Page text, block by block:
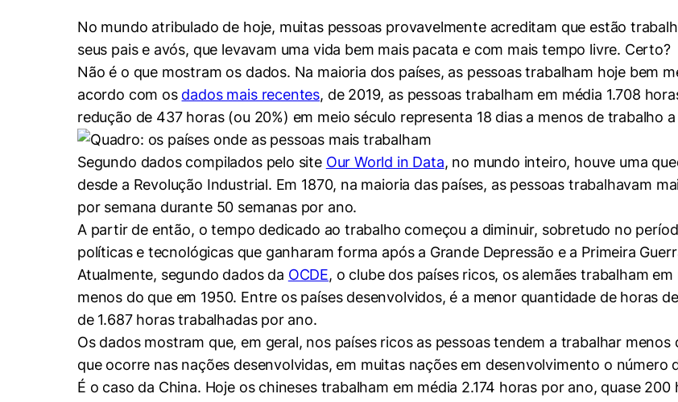
Hub de Inovação e
Women in Action
Trabalhe conosco
Sala de Imprensa
Repositório Institucional
Pesquisa na Graduação
Seminários Acadêmicos
Comitê de Ética em
Pesquisa
Instagram
Linkedin
No mundo atribulado de hoje, muitas pessoas provavelmente acreditam que estão
seus pais e avós, que levavam uma vida bem mais pacata e com mais tempo livre. Certo?
Não é o que mostram os dados. Na maioria dos países, as pessoas trabalham hoje bem
acordo com os dados mais recentes, de 2019, as pessoas trabalham em média 1.708
redução de 437 horas (ou 20%) em meio século representa 18 dias a menos de trabalho
Segundo dados compilados pelo site Our World in Data, no mundo inteiro, houve uma
desde a Revolução Industrial. Em 1870, na maioria das países, as pessoas trabalhavam
por semana durante 50 semanas por ano.
A partir de então, o tempo dedicado ao trabalho começou a diminuir, sobretudo no
políticas e tecnológicas que ganharam forma após a Grande Depressão e a Primeira
Atualmente, segundo dados da OCDE, o clube dos países ricos, os alemães trabalham
menos do que em 1950. Entre os países desenvolvidos, é a menor quantidade de horas
de 1.687 horas trabalhadas por ano.
Os dados mostram que, em geral, nos países ricos as pessoas tendem a trabalhar
que ocorre nas nações desenvolvidas, em muitas nações em desenvolvimento o número
É o caso da China. Hoje os chineses trabalham em média 2.174 horas por ano, quase
Cookies estritamente necessários
Cookies de preferências de usuário